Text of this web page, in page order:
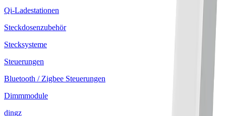
Qi-Ladestationen
Steckdosenzubehör
Stecksysteme
Steuerungen
Bluetooth / Zigbee Steuerungen
Dimmmodule
dingz